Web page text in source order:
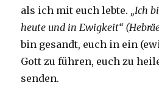
als ich mit euch lebte. „Ich
heute und in Ewigkeit“
bin gesandt, euch in ein
Gott zu führen, euch zu
senden.